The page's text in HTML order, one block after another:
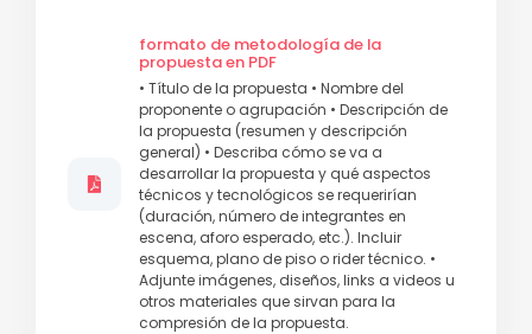
formato de metodología de la
propuesta en PDF
• Título de la propuesta • Nombre del
proponente o agrupación • Descripción de
la propuesta (resumen y descripción
general) • Describa cómo se va a
desarrollar la propuesta y qué aspectos
técnicos y tecnológicos se requerirían
(duración, número de integrantes en
escena, aforo esperado, etc.). Incluir
esquema, plano de piso o rider técnico. •
Adjunte imágenes, diseños, links a videos u
otros materiales que sirvan para la
compresión de la propuesta.